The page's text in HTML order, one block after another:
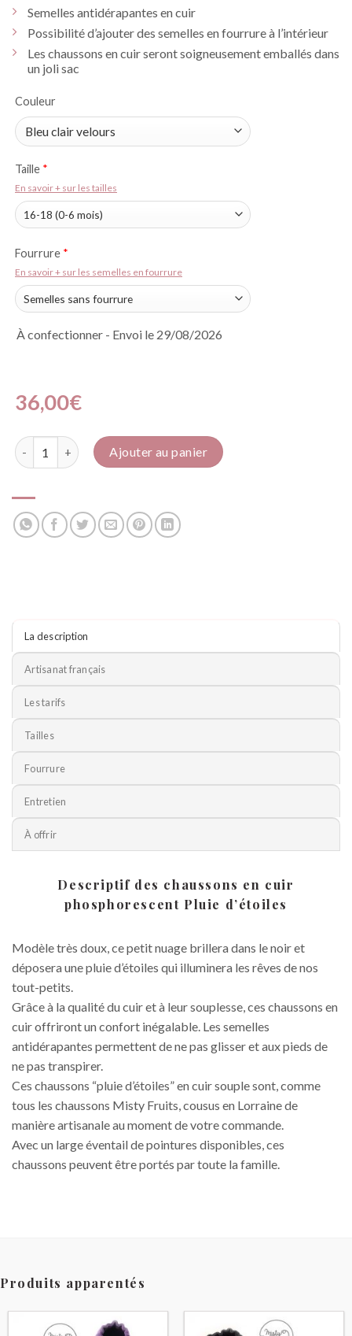
Semelles antidérapantes en cuir
Possibilité d’ajouter des semelles en fourrure à l’intérieur
Les chaussons en cuir seront soigneusement emballés dans
un joli sac
Couleur
Taille *
En savoir + sur les tailles
Fourrure *
En savoir + sur les semelles en fourrure
À confectionner - Envoi le 29/08/2026
36,00€
quantité de Pluie d'étoiles PHOSPH'
Ajouter au panier
La description
Artisanat français
Les tarifs
Tailles
Fourrure
Entretien
À offrir
Descriptif des chaussons en cuir
phosphorescent Pluie d’étoiles
Modèle très doux, ce petit nuage brillera dans le noir et
déposera une pluie d’étoiles qui illuminera les rêves de nos
tout-petits.
Grâce à la qualité du cuir et à leur souplesse, ces chaussons en
cuir offriront un confort inégalable. Les semelles
antidérapantes permettent de ne pas glisser et aux pieds de
ne pas transpirer.
Ces chaussons “pluie d’étoiles” en cuir souple sont, comme
tous les chaussons Misty Fruits, cousus en Lorraine de
manière artisanale au moment de votre commande.
Avec un large éventail de pointures disponibles, ces
chaussons peuvent être portés par toute la famille.
Produits apparentés